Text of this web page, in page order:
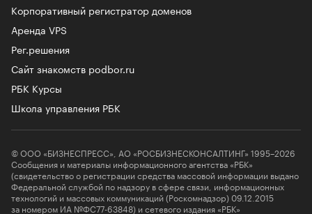
Корпоративный регистратор доменов
Аренда VPS
Рег.решения
Сайт знакомств podbor.ru
РБК Курсы
Школа управления РБК
© ООО «БИЗНЕСПРЕСС», АО «РОСБИЗНЕСКОНСАЛТИНГ» 1995–2026
Сообщения и материалы информационного агентства «РБК»
(свидетельство о регистрации средства массовой информации выдано
Федеральной службой по надзору в сфере связи, информационных
технологий и массовых коммуникаций (Роскомнадзор) 09.12.2015
за номером ИА №ФС77-63848) и сетевого издания «РБК»